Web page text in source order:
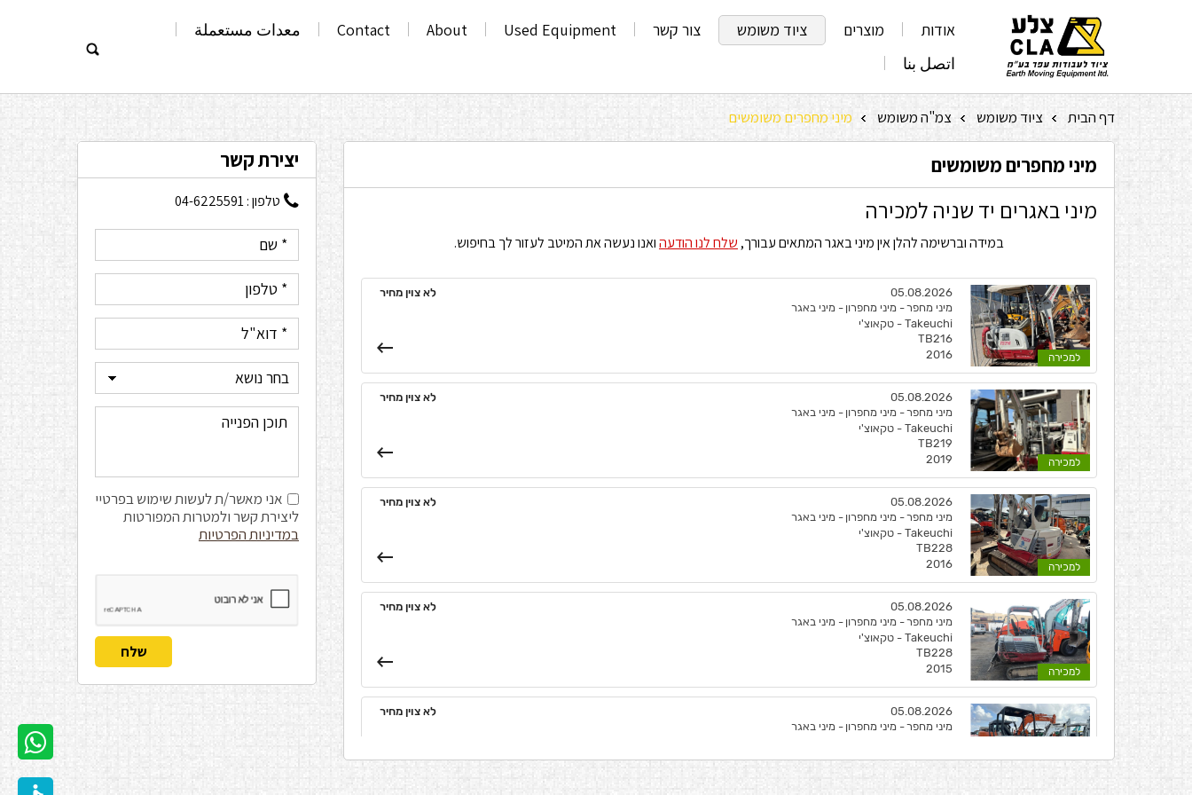
אודות מוצרים ציוד משומש צור קשר Used Equipment
About
Contact
معدات مستعملة
اتصل بنا
דף הבית » ציוד משומש » צמ"ה משומש » מיני מחפרים משומשים
מיני מחפרים משומשים
מיני באגרים יד שניה למכירה
במידה וברשימה להלן אין מיני באגר המתאים עבורך, שלח לנו הודעהואנו נעשה את המיטב לעזור לך בחיפוש.
יצירת קשר
טלפון :04-6225591
אני מאשר/ת לעשות שימוש בפרטיי
ליצירת קשר ולמטרות המפורטות
במדיניות הפרטיות